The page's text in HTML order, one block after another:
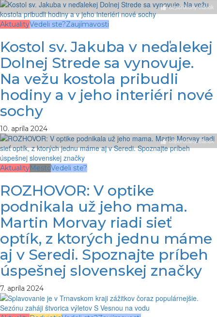
odporúčaný článok
AktualityVedeli ste?Zaujímavosti
Kostol sv. Jakuba v neďalekej
Dolnej Strede sa vynovuje.
Na vežu kostola pribudli
hodiny a v jeho interiéri nové
sochy
10. apríla 2024
odporúčaný článok
AktualityMestoVedeli ste?
ROZHOVOR: V optike
podnikala už jeho mama.
Martin Morvay riadi sieť
optík, z ktorých jednu máme
aj v Seredi. Spoznajte príbeh
úspešnej slovenskej značky
7. apríla 2024